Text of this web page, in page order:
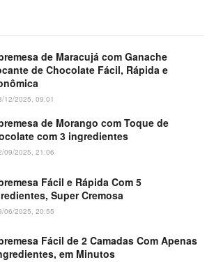
de Maracujá com Ganache
de Chocolate Fácil, Rápida e
12/2025, 09:01
de Morango com Toque de
com 3 ingredientes
09/2025, 21:06
Fácil e Rápida Com 5
Super Cremosa
06/2025, 20:55
Fácil de 2 Camadas Com Apenas
em Minutos